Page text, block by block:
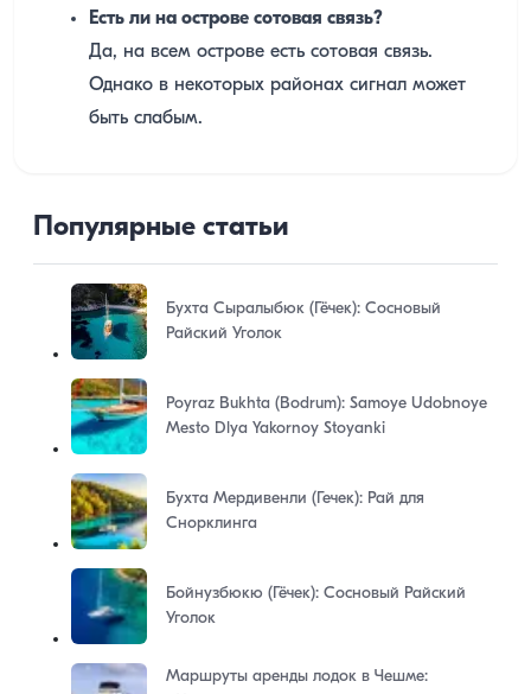
Есть ли на острове сотовая связь?
Да, на всем острове есть сотовая связь.
Однако в некоторых районах сигнал может
быть слабым.
Популярные статьи
Бухта Сыралыбюк (Гёчек): Сосновый
Райский Уголок
Poyraz Bukhta (Bodrum): Samoye Udobnoye
Mesto Dlya Yakornoy Stoyanki
Бухта Мердивенли (Гечек): Рай для
Снорклинга
Бойнузбюкю (Гёчек): Сосновый Райский
Уголок
Маршруты аренды лодок в Чешме: